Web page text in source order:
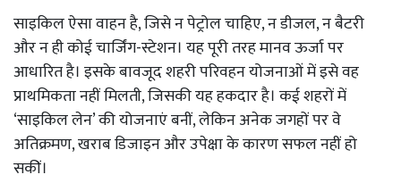
साइकिल ऐसा वाहन है, जिसे न पेट्रोल चाहिए, न डीजल, न बैटरी
और न ही कोई चार्जिंग-स्टेशन। यह पूरी तरह मानव ऊर्जा पर
आधारित है। इसके बावजूद शहरी परिवहन योजनाओं में इसे वह
प्राथमिकता नहीं मिलती, जिसकी यह हकदार है। कई शहरों में
‘साइकिल लेन’ की योजनाएं बनीं, लेकिन अनेक जगहों पर वे
अतिक्रमण, खराब डिजाइन और उपेक्षा के कारण सफल नहीं हो
सकीं।